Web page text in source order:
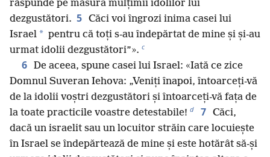
răspunde pe măsura mulțimii idolilor lui
dezgustători. 5 Căci voi îngrozi inima casei lui
Israel * pentru că toți s-au îndepărtat de mine și și-au
urmat idolii dezgustători”». c
6 De aceea, spune casei lui Israel: «Iată ce zice
Domnul Suveran Iehova: „Veniți înapoi, întoarceți-vă
de la idolii voștri dezgustători și întoarceți-vă fața de
la toate practicile voastre detestabile! d 7 Căci,
dacă un israelit sau un locuitor străin care locuiește
în Israel se îndepărtează de mine și este hotărât să-și